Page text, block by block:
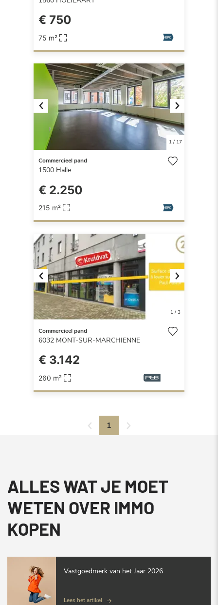
€ 750
75 m²
Previous Next
1/ 17
Commercieel pand
1500 Halle
€ 2.250
215 m²
Previous Next
1/ 3
Commercieel pand
6032 MONT-SUR-MARCHIENNE
€ 3.142
260 m²
1
ALLES WAT JE MOET
WETEN OVER IMMO
KOPEN
Vastgoedmerk van het Jaar 2026
Lees het artikel